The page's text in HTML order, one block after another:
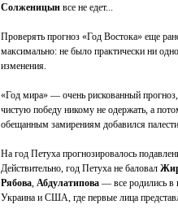
Солженицын все не едет...
Проверять прогноз «Год Востока» еще
максимально: не было практически ни
изменения.
«Год мира» — очень рискованный
чистую победу никому не одержать, а
обещанным замирениям добавился
На год Петуха прогнозировалось
Действительно, год Петуха не баловал
Рябова, Абдулатипова — все родились в
Украина и США, где первые лица